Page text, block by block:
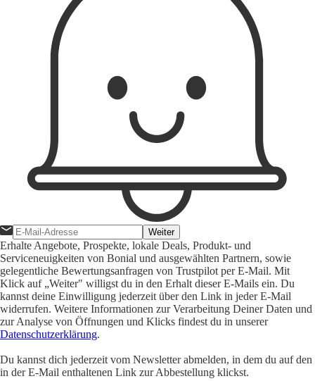
Weiter
Erhalte Angebote, Prospekte, lokale Deals, Produkt- und
Serviceneuigkeiten von Bonial und ausgewählten Partnern, sowie
gelegentliche Bewertungsanfragen von Trustpilot per E-Mail. Mit
Klick auf „Weiter" willigst du in den Erhalt dieser E-Mails ein. Du
kannst deine Einwilligung jederzeit über den Link in jeder E-Mail
widerrufen. Weitere Informationen zur Verarbeitung Deiner Daten und
zur Analyse von Öffnungen und Klicks findest du in unserer
Datenschutzerklärung.
Du kannst dich jederzeit vom Newsletter abmelden, in dem du auf den
in der E-Mail enthaltenen Link zur Abbestellung klickst.